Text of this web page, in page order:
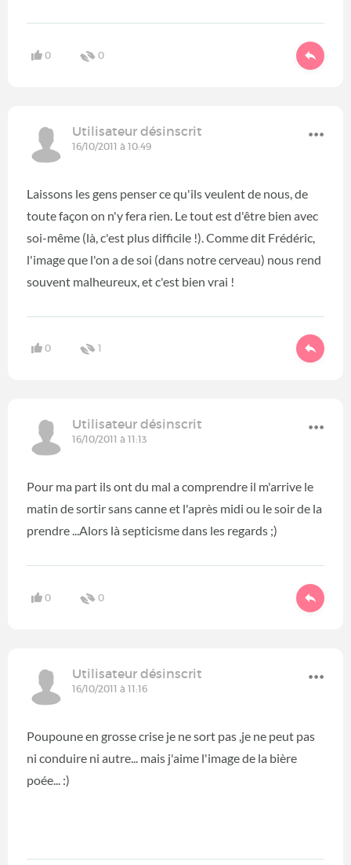
0 0
Utilisateur désinscrit
16/10/2011 à 10:49
Laissons les gens penser ce qu'ils veulent de nous, de
toute façon on n'y fera rien. Le tout est d'être bien avec
soi-même (là, c'est plus difficile !). Comme dit Frédéric,
l'image que l'on a de soi (dans notre cerveau) nous rend
souvent malheureux, et c'est bien vrai !
0 1
Utilisateur désinscrit
16/10/2011 à 11:13
Pour ma part ils ont du mal a comprendre il m'arrive le
matin de sortir sans canne et l'après midi ou le soir de la
prendre ...Alors là septicisme dans les regards ;)
0 0
Utilisateur désinscrit
16/10/2011 à 11:16
Poupoune en grosse crise je ne sort pas ,je ne peut pas
ni conduire ni autre... mais j'aime l'image de la bière
poée... :)